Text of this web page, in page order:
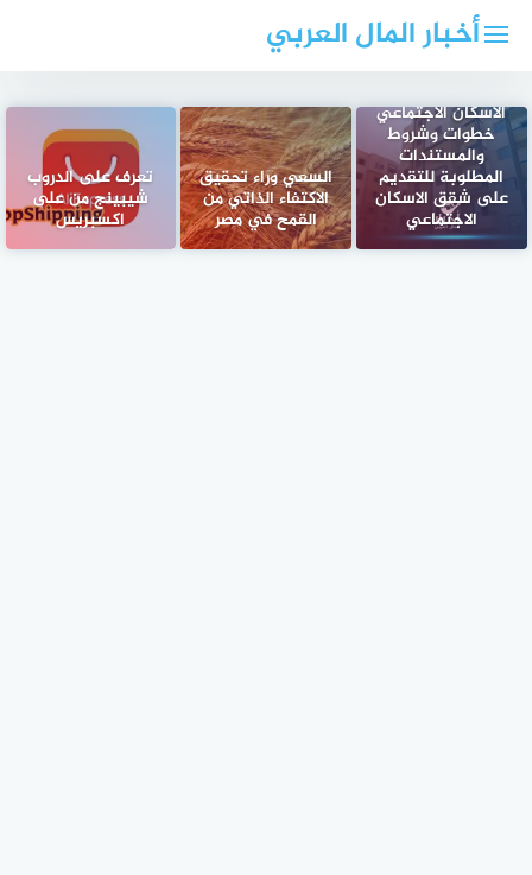
أخبار المال العربي
الاسكان الاجتماعي
خطوات وشروط
والمستندات
المطلوبة للتقديم
على شقق الاسكان
الاجتماعي
السعي وراء تحقيق
الاكتفاء الذاتي من
القمح في مصر
تعرف على الدروب
شيبينج من على
اكسبريس